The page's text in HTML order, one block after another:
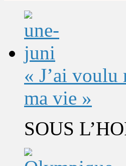
« J’ai voulu
ma vie »
SOUS